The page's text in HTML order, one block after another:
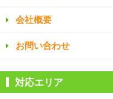
会社概要
お問い合わせ
対応エリア